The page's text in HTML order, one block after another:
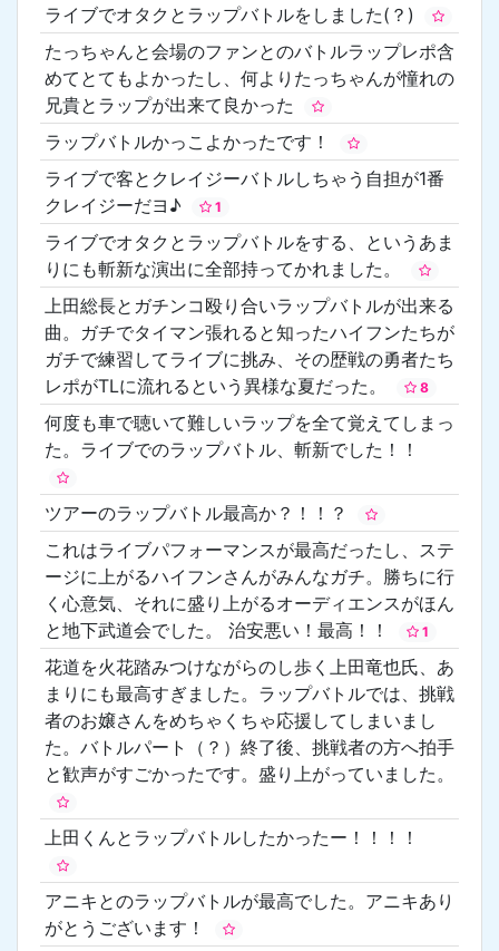
ライブでオタクとラップバトルをしました(？)
たっちゃんと会場のファンとのバトルラップレポ含
めてとてもよかったし、何よりたっちゃんが憧れの
兄貴とラップが出来て良かった
ラップバトルかっこよかったです！
ライブで客とクレイジーバトルしちゃう自担が1番
クレイジーだヨ♪
1
ライブでオタクとラップバトルをする、というあま
りにも斬新な演出に全部持ってかれました。
上田総長とガチンコ殴り合いラップバトルが出来る
曲。ガチでタイマン張れると知ったハイフンたちが
ガチで練習してライブに挑み、その歴戦の勇者たち
レポがTLに流れるという異様な夏だった。
8
何度も車で聴いて難しいラップを全て覚えてしまっ
た。ライブでのラップバトル、斬新でした！！
ツアーのラップバトル最高か？！！？
これはライブパフォーマンスが最高だったし、ステ
ージに上がるハイフンさんがみんなガチ。勝ちに行
く心意気、それに盛り上がるオーディエンスがほん
と地下武道会でした。 治安悪い！最高！！
1
花道を火花踏みつけながらのし歩く上田竜也氏、あ
まりにも最高すぎました。ラップバトルでは、挑戦
者のお嬢さんをめちゃくちゃ応援してしまいまし
た。バトルパート（？）終了後、挑戦者の方へ拍手
と歓声がすごかったです。盛り上がっていました。
上田くんとラップバトルしたかったー！！！！
アニキとのラップバトルが最高でした。アニキあり
がとうございます！